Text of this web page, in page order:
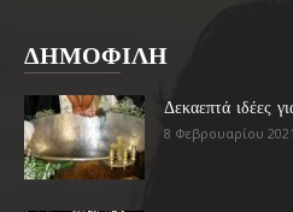
ΔΗΜΟΦΙΛΗ
Δεκαεπτά ιδέες
8 Φεβρουαρίου 2021